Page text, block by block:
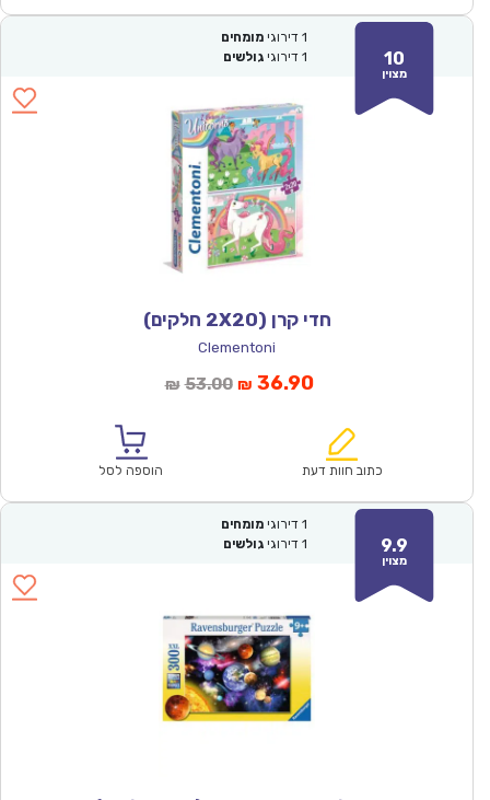
10
מצוין
1 דירוגי מומחים
1 דירוגי גולשים
חדי קרן (2X20 חלקים)
Clementoni
₪ 53.00המחיר
₪53.00.
₪ 36.90המחיר
הוא:
כתוב חוות דעת הוספה לסל
9.9
מצוין
1 דירוגי מומחים
1 דירוגי גולשים